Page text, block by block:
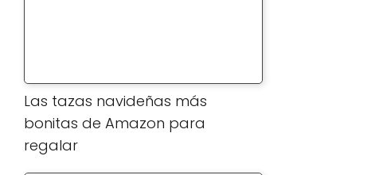
Las tazas navideñas más
bonitas de Amazon para
regalar